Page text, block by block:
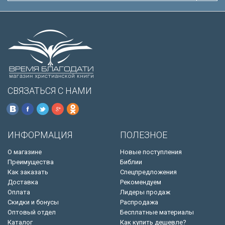
СВЯЗАТЬСЯ С НАМИ
ИНФОРМАЦИЯ
О магазине
Преимущества
Как заказать
Доставка
Оплата
Скидки и бонусы
Оптовый отдел
Каталог
ПОЛЕЗНОЕ
Новые поступления
Библии
Спецпредложения
Рекомендуем
Лидеры продаж
Распродажа
Бесплатные материалы
Как купить дешевле?